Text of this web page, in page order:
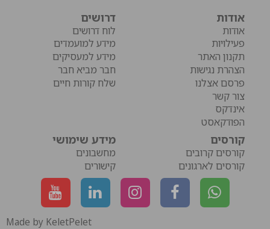
אודות
אודות
פעילויות
תקנון האתר
הצהרת נגישות
פרסם אצלנו
צור קשר
אינדקס
הפודקאסט
דרושים
לוח דרושים
מידע למועמדים
מידע למעסיקים
חבר מביא חבר
שלח קורות חיים
קורסים
קורסים קרובים
קורסים לארגונים
מידע שימושי
מחשבונים
קישורים
Made by KeletPelet